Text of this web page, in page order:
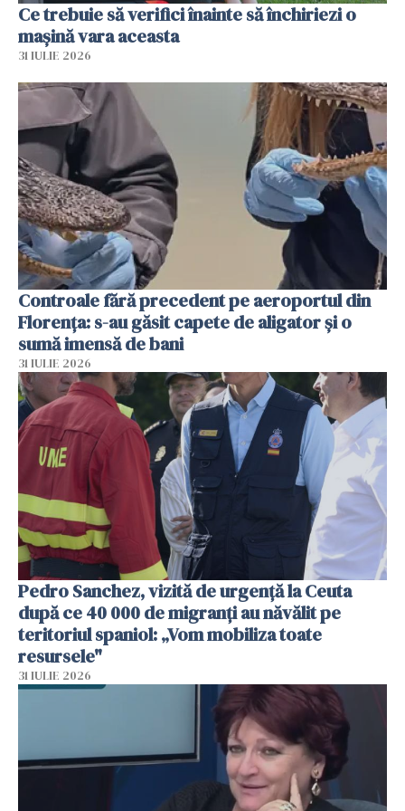
Ce trebuie să verifici înainte să închiriezi o
mașină vara aceasta
31 IULIE 2026
Controale fără precedent pe aeroportul din
Florența: s-au găsit capete de aligator și o
sumă imensă de bani
31 IULIE 2026
Pedro Sanchez, vizită de urgență la Ceuta
după ce 40 000 de migranți au năvălit pe
teritoriul spaniol: „Vom mobiliza toate
resursele"
31 IULIE 2026